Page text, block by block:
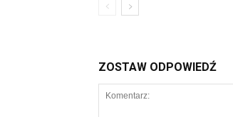
ZOSTAW ODPOWIEDŹ